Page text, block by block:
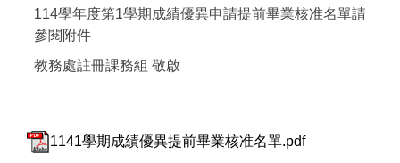
114學年度第1學期成績優異申請提前畢業核准名單請
參閱附件
教務處註冊課務組 敬啟
1141學期成績優異提前畢業核准名單.pdf